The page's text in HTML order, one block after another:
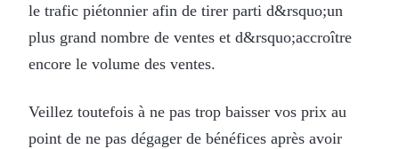
le trafic piétonnier afin de tirer parti d&rsquo;un
plus grand nombre de ventes et d&rsquo;accroître
encore le volume des ventes.
Veillez toutefois à ne pas trop baisser vos prix au
point de ne pas dégager de bénéfices après avoir